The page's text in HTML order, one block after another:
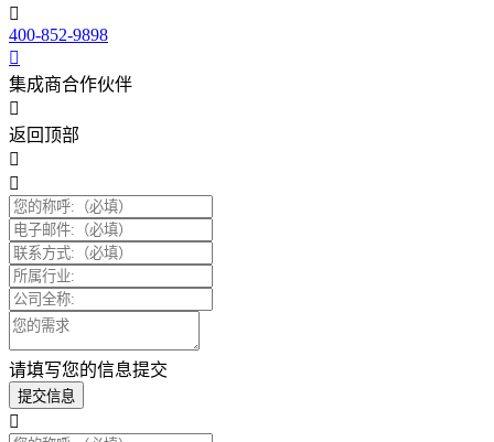
400-852-9898
集成商合作伙伴
返回顶部
请填写您的信息提交
提交信息